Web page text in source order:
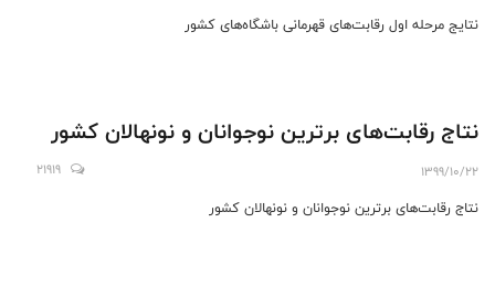
نتایج مرحله اول رقابت‌های قهرمانی باشگاه‌های کشور
نتاج رقابت‌های برترین نوجوانان و نونهالان کشور
1399/10/22
21919
نتاج رقابت‌های برترین نوجوانان و نونهالان کشور